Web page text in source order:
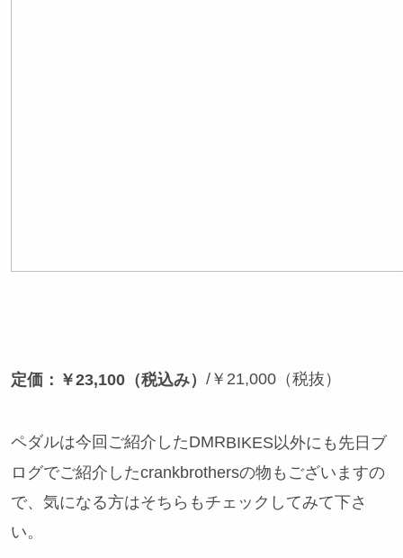
定価：￥23,100（税込み） /￥21,000（税抜）
ペダルは今回ご紹介したDMRBIKES以外にも先日ブ
ログでご紹介したcrankbrothersの物もございますの
で、気になる方はそちらもチェックしてみて下さ
い。